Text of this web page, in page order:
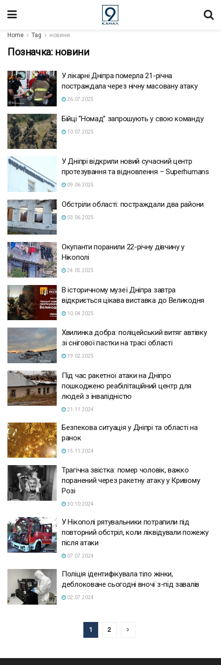
Home Tag новини
Позначка: новини
У лікарні Дніпра померла 21-річна
постраждала через нічну масовану атаку
26.07.2025
Бійці “Номад” запрошують у свою команду
10.07.2025
У Дніпрі відкрили новий сучасний центр
протезування та відновлення – Superhumans
09.06.2025
Обстріли області: постраждали два райони
03.06.2025
Окупанти поранили 22-річну дівчину у
Нікополі
24.05.2025
В історичному музеї Дніпра завтра
відкриється цікава виставка до Великодня
10.04.2025
Хвилинка добра: поліцейський витяг автівку
зі снігової пастки на трасі області
19.02.2025
Під час ракетної атаки на Дніпро
пошкоджено реабілітаційний центр для
людей з інвалідністю
21.11.2024
Безпекова ситуація у Дніпрі та області на
ранок
15.11.2024
Трагічна звістка: помер чоловік, важко
поранений через ракетну атаку у Кривому
Розі
30.10.2024
У Нікополі рятувальники потрапили під
повторний обстріл, коли ліквідували пожежу
після атаки
07.07.2024
Поліція ідентифікувала тіло жінки,
деблоковане сьогодні вночі з-під завалів
02.07.2024
1 2